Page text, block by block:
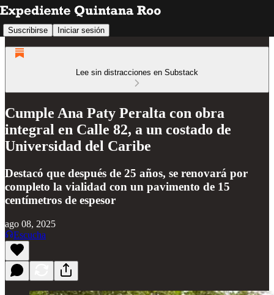
Suscribirse Iniciar sesión
Lee sin distracciones en Substack
Cumple Ana Paty Peralta con obra
integral en Calle 82, a un costado de
Universidad del Caribe
Destacó que después de 25 años, se renovará por
completo la vialidad con un pavimento de 15
centímetros de espesor
ago 08, 2025
Escucha